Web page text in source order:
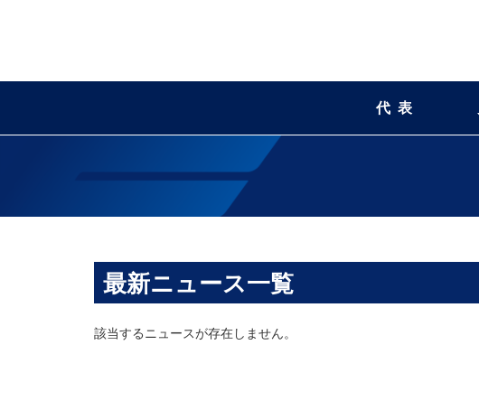
代表
最新ニュース一覧
該当するニュースが存在しません。